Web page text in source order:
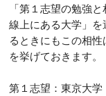
「第１志望の勉強
線上にある大学」
るときにもこの相
を挙げておきます。
第１志望：東京大